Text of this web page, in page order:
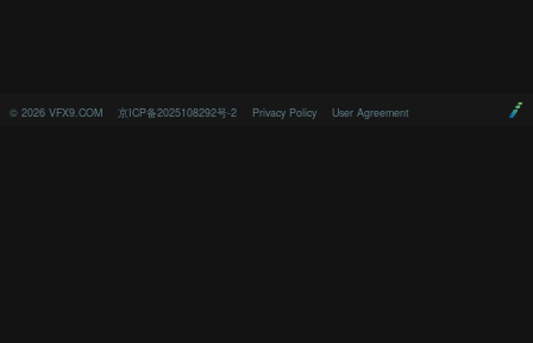
© 2026 VFX9.COM 京ICP备2025108292号-2 Privacy Policy User Agreement